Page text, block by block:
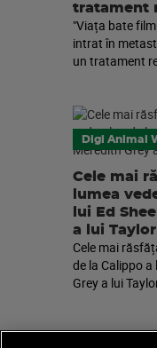
tratament
"Viața bate
intrat în
un tratament
Digi Animal
Cele mai
lumea
lui Ed
a lui
Cele mai
de la Calippo a
Grey a lui